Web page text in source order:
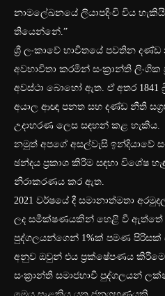
නාමලේඛනයේ ලියාපදිංචි විය
තියෙන්නේ.”
ශ්‍රී ලංකාවේ භාවිතයේ පවතින
අවභාවිතා කරමින් සංක්‍රාන්ති ලිංගික
අවස්ථා බොහෝ ඇත. ඒ අතර 1841
අයාල ආඥා පනත සහ දණ්ඩ නීති
උදාහරණ ලෙස සඳහන් කළ හැකිය.
නමුත් අපගේ අසල්වැසි ඉන්දියාවේ
ඡන්දය ප්‍රකාශ කිරීම සඳහා විශේෂ
නිරාකරණය කර ඇත.
2021 වර්ෂයේ දී සමානාත්මතා
ලද සමීක්ෂණයකින් හෙළි වී
පුද්ගලයන්ගෙන් 1%ක් පමණ පිරිසක්
අනුව ඔවුන් එය ප්‍රක්ෂේපණය
සංක්‍රාන්ති සමාජභාවී පුද්ගලයන්